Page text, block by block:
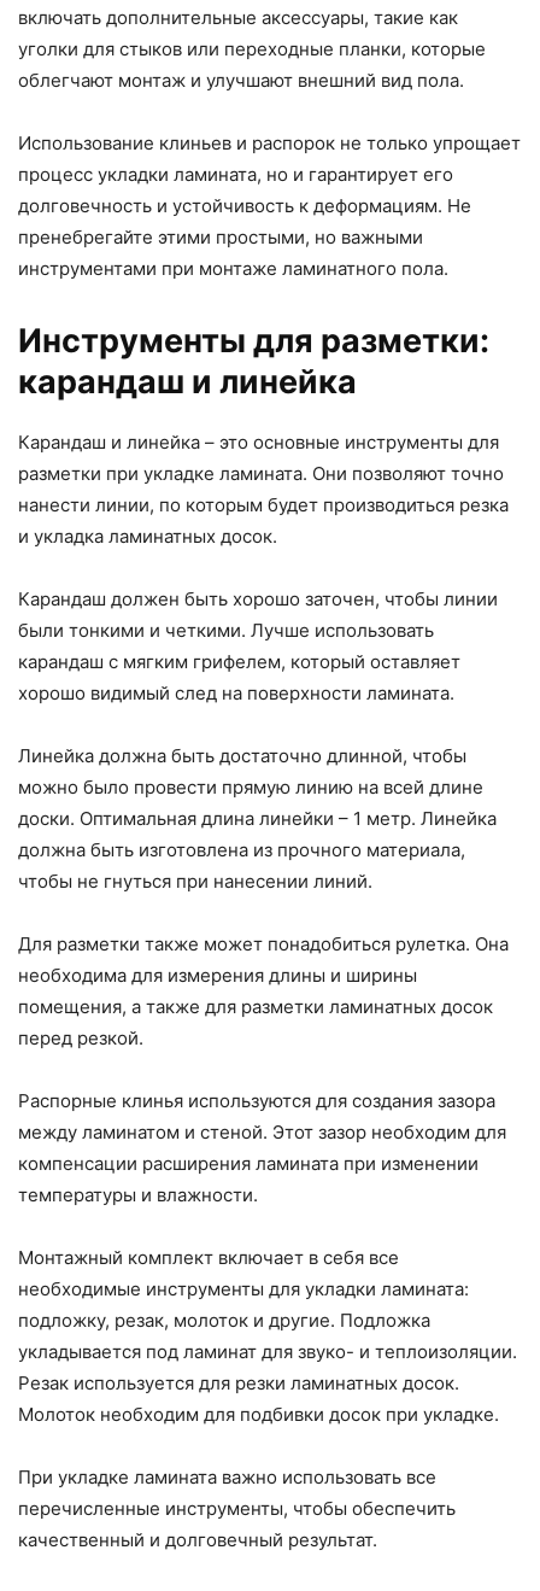
включать дополнительные аксессуары, такие как
уголки для стыков или переходные планки, которые
облегчают монтаж и улучшают внешний вид пола.
Использование клиньев и распорок не только упрощает
процесс укладки ламината, но и гарантирует его
долговечность и устойчивость к деформациям. Не
пренебрегайте этими простыми, но важными
инструментами при монтаже ламинатного пола.
Инструменты для разметки:
карандаш и линейка
Карандаш и линейка – это основные инструменты для
разметки при укладке ламината. Они позволяют точно
нанести линии, по которым будет производиться резка
и укладка ламинатных досок.
Карандаш должен быть хорошо заточен, чтобы линии
были тонкими и четкими. Лучше использовать
карандаш с мягким грифелем, который оставляет
хорошо видимый след на поверхности ламината.
Линейка должна быть достаточно длинной, чтобы
можно было провести прямую линию на всей длине
доски. Оптимальная длина линейки – 1 метр. Линейка
должна быть изготовлена из прочного материала,
чтобы не гнуться при нанесении линий.
Для разметки также может понадобиться рулетка. Она
необходима для измерения длины и ширины
помещения, а также для разметки ламинатных досок
перед резкой.
Распорные клинья используются для создания зазора
между ламинатом и стеной. Этот зазор необходим для
компенсации расширения ламината при изменении
температуры и влажности.
Монтажный комплект включает в себя все
необходимые инструменты для укладки ламината:
подложку, резак, молоток и другие. Подложка
укладывается под ламинат для звуко- и теплоизоляции.
Резак используется для резки ламинатных досок.
Молоток необходим для подбивки досок при укладке.
При укладке ламината важно использовать все
перечисленные инструменты, чтобы обеспечить
качественный и долговечный результат.